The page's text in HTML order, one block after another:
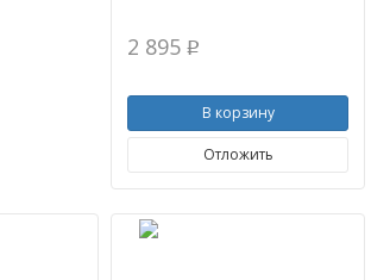
2 895 p
В корзину
Отложить